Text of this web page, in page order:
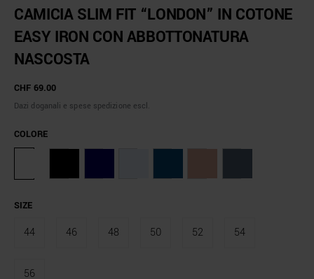
CAMICIA SLIM FIT “LONDON” IN COTONE
EASY IRON CON ABBOTTONATURA
NASCOSTA
CHF 69.00
Dazi doganali e spese spedizione escl.
COLORE
SIZE
44 46 48 50 52 54
56